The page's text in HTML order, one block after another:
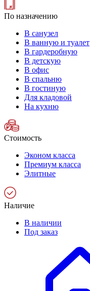
По назначению
В санузел
В ванную и туалет
В гардеробную
В детскую
В офис
В спальню
В гостиную
Для кладовой
На кухню
Стоимость
Эконом класса
Премиум класса
Элитные
Наличие
В наличии
Под заказ